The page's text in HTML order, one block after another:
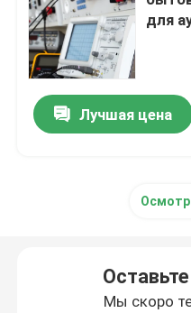
Испытывать бытовой
Лаборатория теста RF
Лаборатории FCC
для
Лучшая цена
Мы скоро